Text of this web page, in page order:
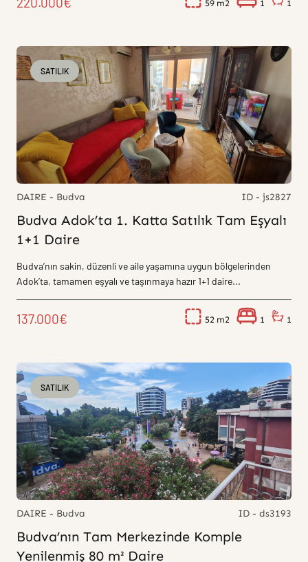
59 1 1
SATILIK
DAIRE - Budva ID - js2827
Budva Adok’ta 1. Katta Satılık Tam Eşyalı
1+1 Daire
Budva’nın sakin, düzenli ve aile yaşamına uygun bölgelerinden
Adok’ta, tamamen eşyalı ve taşınmaya hazır 1+1 daire...
137.000€ 52 1 1
SATILIK
DAIRE - Budva ID - ds3193
Budva’nın Tam Merkezinde Komple
Yenilenmiş 80 m² Daire